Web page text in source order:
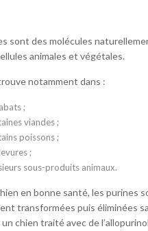
sont des molécules
animales et végétales.
notamment dans :
;
viandes ;
poissons ;
;
sous-produits animaux.
en bonne santé, les purines
transformées puis éliminées
chien traité avec de